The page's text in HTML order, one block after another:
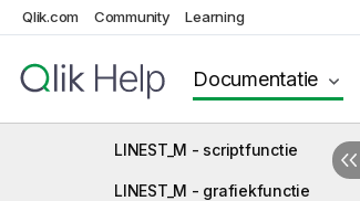
Qlik.com Community Learning
Documentatie
LINEST_DF - grafiekfunctie
LINEST_F - scriptfunctie
LINEST_M - scriptfunctie
LINEST_M - grafiekfunctie